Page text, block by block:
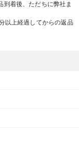
着後、ただちに弊社ま
以上経過してからの返品